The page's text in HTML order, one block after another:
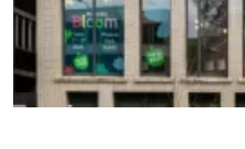
WEITERE